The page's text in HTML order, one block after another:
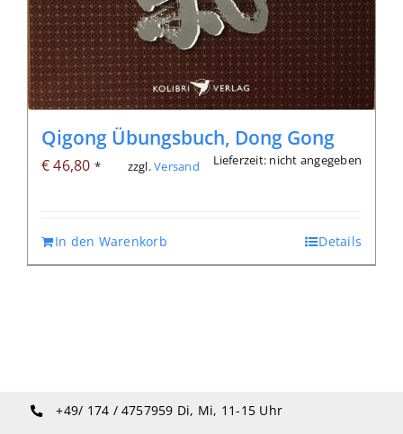
Qigong Übungsbuch, Dong Gong
€46,80 * zzgl.Versand Lieferzeit: nicht angegeben
In den Warenkorb Details
+49/ 174 / 4757959 Di, Mi, 11-15 Uhr